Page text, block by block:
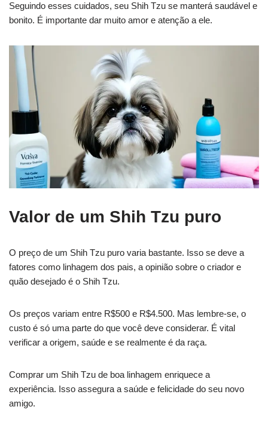
Seguindo esses cuidados, seu Shih Tzu se manterá saudável e
bonito. É importante dar muito amor e atenção a ele.
Valor de um Shih Tzu puro
O preço de um Shih Tzu puro varia bastante. Isso se deve a
fatores como linhagem dos pais, a opinião sobre o criador e
quão desejado é o Shih Tzu.
Os preços variam entre R$500 e R$4.500. Mas lembre-se, o
custo é só uma parte do que você deve considerar. É vital
verificar a origem, saúde e se realmente é da raça.
Comprar um Shih Tzu de boa linhagem enriquece a
experiência. Isso assegura a saúde e felicidade do seu novo
amigo.